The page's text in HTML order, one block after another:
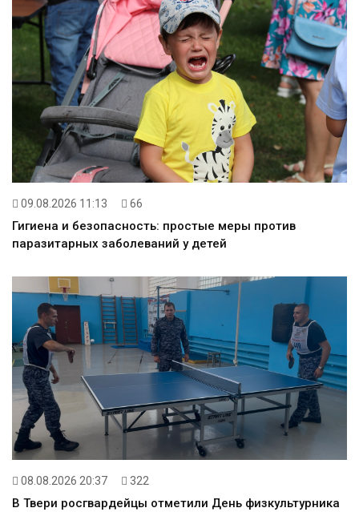
09.08.2026 11:13 66
Гигиена и безопасность: простые меры против
паразитарных заболеваний у детей
08.08.2026 20:37 322
В Твери росгвардейцы отметили День физкультурника